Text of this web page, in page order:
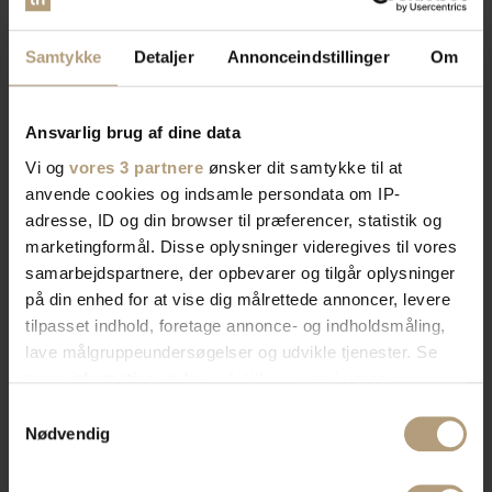
Samtykke Detaljer Annonceindstillinger Om
Ansvarlig brug af dine data
Vi og vores 3 partnere ønsker dit samtykke til at
anvende cookies og indsamle persondata om IP-
adresse, ID og din browser til præferencer, statistik og
marketingformål. Disse oplysninger videregives til vores
samarbejdspartnere, der opbevarer og tilgår oplysninger
på din enhed for at vise dig målrettede annoncer, levere
tilpasset indhold, foretage annonce- og indholdsmåling,
lave målgruppeundersøgelser og udvikle tjenester. Se
tilbage eller ændre indstillinger fra vores
"Cookiedeklaration", eller ved at trykke på "Privacy
Nødvendig